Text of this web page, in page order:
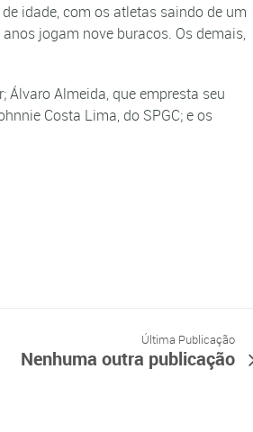
idade, com os atletas saindo de um
jogam nove buracos. Os demais,
Álvaro Almeida, que empresta seu
Costa Lima, do SPGC; e os
Última Publicação
Nenhuma outra publicação